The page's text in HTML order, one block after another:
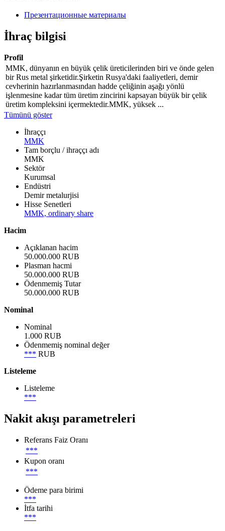
Презентационные материалы
İhraç bilgisi
Profil
MMK, dünyanın en büyük çelik üreticilerinden biri ve önde gelen
bir Rus metal şirketidir.Şirketin Rusya'daki faaliyetleri, demir
cevherinin hazırlanmasından hadde çeliğinin aşağı yönlü
işlenmesine kadar tüm üretim zincirini kapsayan büyük bir çelik
üretim kompleksini içermektedir.MMK, yüksek ...
Tümünü göster
İhraççı
MMK
Tam borçlu / ihraççı adı
MMK
Sektör
Kurumsal
Endüstri
Demir metalurjisi
Hisse Senetleri
MMK, ordinary share
Hacim
Açıklanan hacim
50.000.000 RUB
Plasman hacmi
50.000.000 RUB
Ödenmemiş Tutar
50.000.000 RUB
Nominal
Nominal
1.000 RUB
Ödenmemiş nominal değer
*** RUB
Listeleme
Listeleme
***
Nakit akışı parametreleri
Referans Faiz Oranı
***
Kupon oranı
***
Ödeme para birimi
***
İtfa tarihi
***